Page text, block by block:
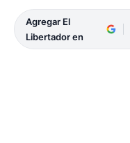
Agregar El
Libertador en